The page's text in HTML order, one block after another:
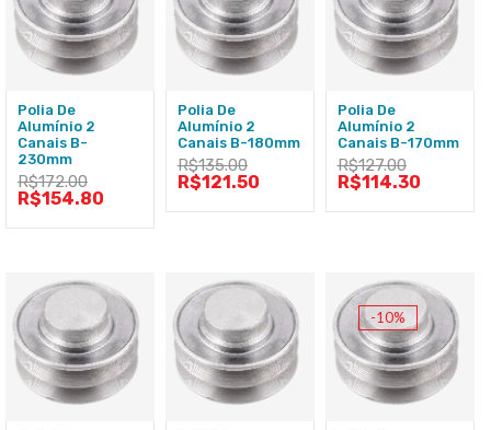
Polia De
Alumínio 2
Canais B-
230mm
R$172.00
R$154.80
Polia De
Alumínio 2
Canais B-180mm
R$135.00
R$121.50
Polia De
Alumínio 2
Canais B-170mm
R$127.00
R$114.30
-10%